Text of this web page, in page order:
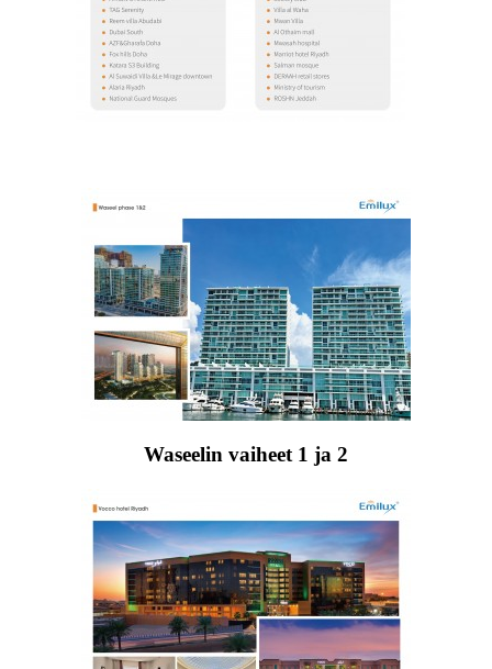
Waseelin vaiheet 1 ja 2